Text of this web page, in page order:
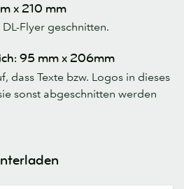
x 210 mm
Flyer geschnitten.
95 mm x 206mm
dass Texte bzw. Logos in dieses
sonst abgeschnitten werden